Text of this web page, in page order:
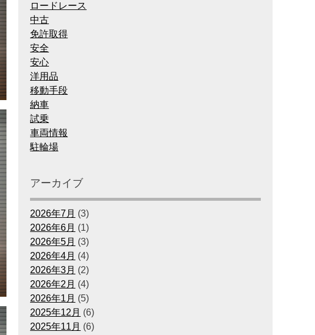
ロードレース
中古
免許取得
安全
安心
洋用品
移動手段
納車
試乗
車両情報
駐輪場
アーカイブ
2026年7月 (3)
2026年6月 (1)
2026年5月 (3)
2026年4月 (4)
2026年3月 (2)
2026年2月 (4)
2026年1月 (5)
2025年12月 (6)
2025年11月 (6)